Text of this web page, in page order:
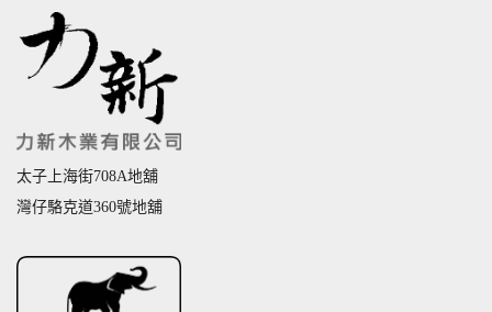
太子上海街708A地舖
灣仔駱克道360號地舖